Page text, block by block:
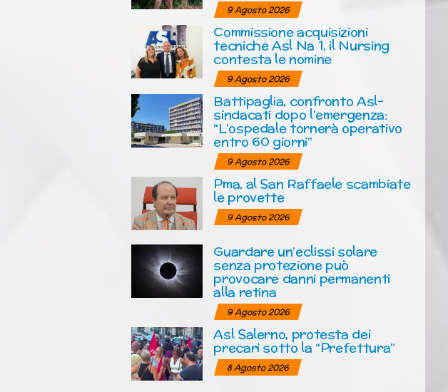
9 Agosto 2026
Commissione acquisizioni
tecniche Asl Na 1, il Nursing
contesta le nomine
9 Agosto 2026
Battipaglia, confronto Asl-
sindacati dopo l’emergenza:
“L’ospedale tornerà operativo
entro 60 giorni”
9 Agosto 2026
Pma, al San Raffaele scambiate
le provette
9 Agosto 2026
Guardare un’eclissi solare
senza protezione può
provocare danni permanenti
alla retina
9 Agosto 2026
Asl Salerno, protesta dei
precari sotto la “Prefettura”
8 Agosto 2026